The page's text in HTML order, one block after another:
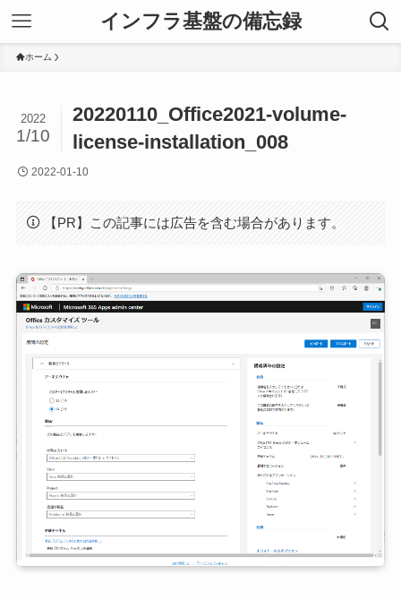
インフラ基盤の備忘録
ホーム
20220110_Office2021-volume-
license-installation_008
2022
1/10
2022-01-10
【PR】この記事には広告を含む場合があります。